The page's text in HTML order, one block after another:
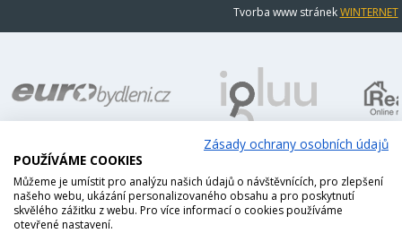
Tvorba www stránekWINTERNET
Zásady ochrany osobních údajů
POUŽÍVÁME COOKIES
Můžeme je umístit pro analýzu našich údajů o návštěvnících, pro zlepšení
našeho webu, ukázání personalizovaného obsahu a pro poskytnutí
skvělého zážitku z webu. Pro více informací o cookies používáme
otevřené nastavení.